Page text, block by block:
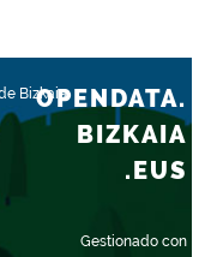
Bizkaia
Gestionado con
OPENDATA.
BIZKAIA
.EUS